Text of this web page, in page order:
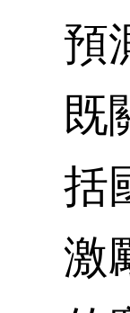
預
既
括
激